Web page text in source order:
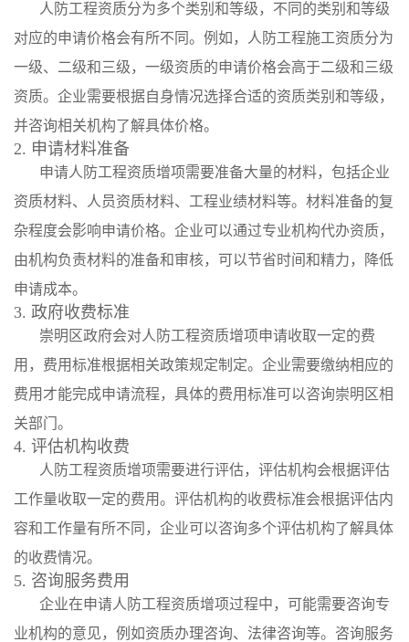
人防工程资质分为多个类别和等级，不同的类别和等级
对应的申请价格会有所不同。例如，人防工程施工资质分为
一级、二级和三级，一级资质的申请价格会高于二级和三级
资质。企业需要根据自身情况选择合适的资质类别和等级，
并咨询相关机构了解具体价格。
2. 申请材料准备
申请人防工程资质增项需要准备大量的材料，包括企业
资质材料、人员资质材料、工程业绩材料等。材料准备的复
杂程度会影响申请价格。企业可以通过专业机构代办资质，
由机构负责材料的准备和审核，可以节省时间和精力，降低
申请成本。
3. 政府收费标准
崇明区政府会对人防工程资质增项申请收取一定的费
用，费用标准根据相关政策规定制定。企业需要缴纳相应的
费用才能完成申请流程，具体的费用标准可以咨询崇明区相
关部门。
4. 评估机构收费
人防工程资质增项需要进行评估，评估机构会根据评估
工作量收取一定的费用。评估机构的收费标准会根据评估内
容和工作量有所不同，企业可以咨询多个评估机构了解具体
的收费情况。
5. 咨询服务费用
企业在申请人防工程资质增项过程中，可能需要咨询专
业机构的意见，例如资质办理咨询、法律咨询等。咨询服务